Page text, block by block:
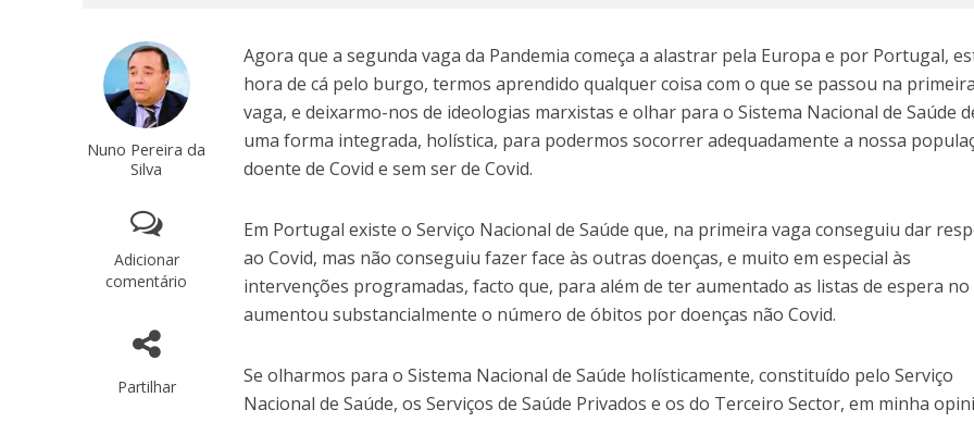
Nuno Pereira da
Silva
Adicionar
comentário
Partilhar
Agora que a segunda vaga da Pandemia começa a alastrar pela Europa e por Portugal,
hora de cá pelo burgo, termos aprendido qualquer coisa com o que se passou na primeira
vaga, e deixarmo-nos de ideologias marxistas e olhar para o Sistema Nacional de Saúde
uma forma integrada, holística, para podermos socorrer adequadamente a nossa
doente de Covid e sem ser de Covid.
Em Portugal existe o Serviço Nacional de Saúde que, na primeira vaga conseguiu dar
ao Covid, mas não conseguiu fazer face às outras doenças, e muito em especial às
intervenções programadas, facto que, para além de ter aumentado as listas de espera no
aumentou substancialmente o número de óbitos por doenças não Covid.
Se olharmos para o Sistema Nacional de Saúde holísticamente, constituído pelo Serviço
Nacional de Saúde, os Serviços de Saúde Privados e os do Terceiro Sector, em minha